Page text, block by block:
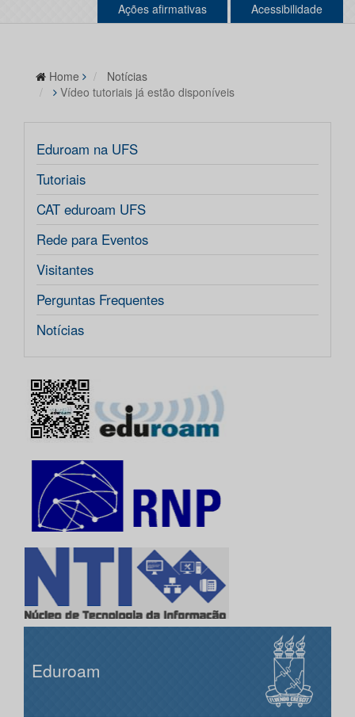
Ações afirmativas Acessibilidade
Home
Notícias
Vídeo tutoriais já estão disponíveis
Eduroam na UFS
Tutoriais
CAT eduroam UFS
Rede para Eventos
Visitantes
Perguntas Frequentes
Notícias
Eduroam